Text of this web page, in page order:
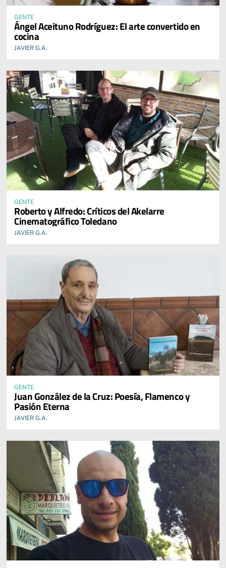
GENTE
Ángel Aceituno Rodríguez: El arte convertido en
cocina
JAVIER G.A.
GENTE
Roberto y Alfredo: Críticos del Akelarre
Cinematográfico Toledano
JAVIER G.A.
GENTE
Juan González de la Cruz: Poesía, Flamenco y
Pasión Eterna
JAVIER G.A.